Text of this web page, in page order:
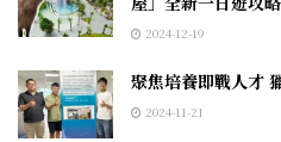
2024-12-19
聚焦培養即戰人才
2024-11-21